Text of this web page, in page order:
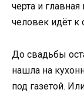
черта и
человек идёт к
До свадьбы
нашла на
под газетой.